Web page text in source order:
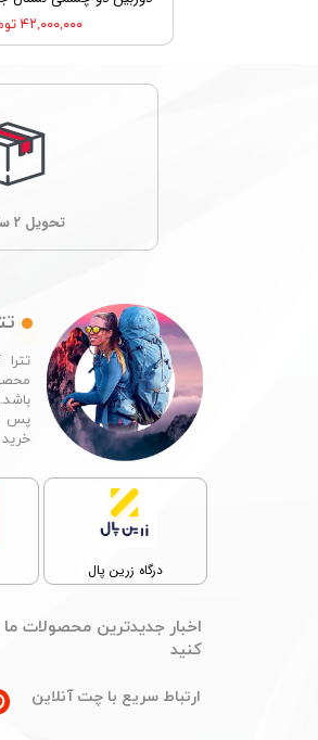
۴۲,۰۰۰,۰۰۰ تومان
درگاه زرین پال
پس
خرید
تحویل ۲ ساعته در تهران
​اخبار جدیدترین محصولات ما
کنید
ارتباط سریع با چت آنلاین